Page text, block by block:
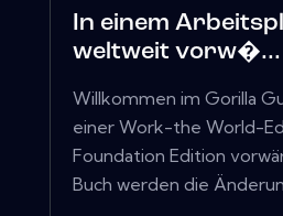
In einem
weltweit vorw�...
Willkommen im Gorilla
einer Work-the World-
Foundation Edition
Buch werden die